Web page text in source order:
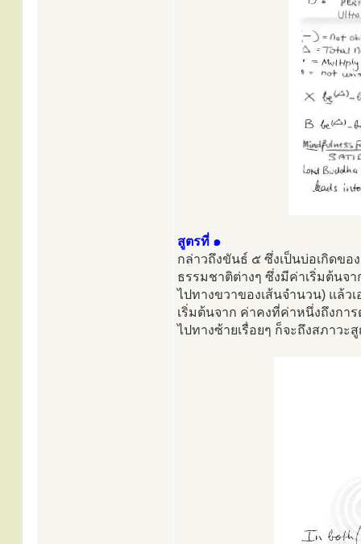
สูตรที่ ๑
กล่าวถึงขันธ์ ๕ ซึ่งเป็นบ่อเกิดขอ
ธรรมชาติต่างๆ ซึ่งมีค่าเริ่มต้นจ
ไปทางขวาของเส้นจำนวน) แล้ว
เริ่มต้นจาก ค่าคงที่ค่าหนึ่งถึงกา
ไปทางซ้ายเรื่อยๆ ก็จะถึงสภาวะ